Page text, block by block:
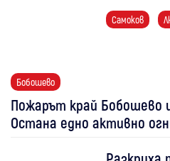
Самоков
Бобошево
Пожарът край Бобошево
Остана едно активно